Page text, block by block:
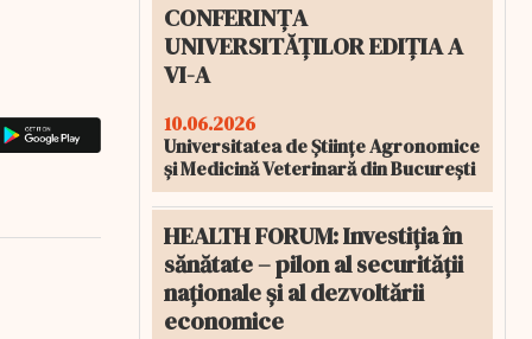
CONFERINȚA
UNIVERSITĂȚILOR EDIȚIA A
VI-A
10.06.2026
Universitatea de Științe Agronomice
și Medicină Veterinară din București
HEALTH FORUM: Investiția în
sănătate – pilon al securității
naționale și al dezvoltării
economice